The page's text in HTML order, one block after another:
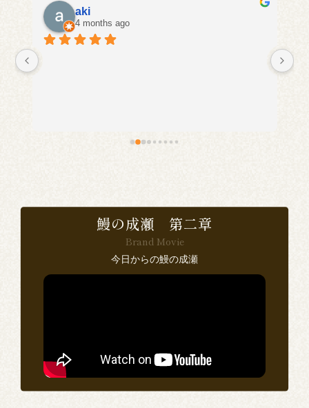
aki
4 months ago
鰻の成瀬 第二章
Brand Movie
今日からの鰻の成瀬